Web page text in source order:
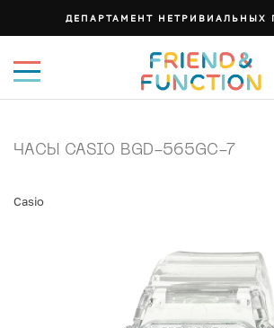
ДЕПАРТАМЕНТ НЕТРИВИАЛЬНЫХ
ЧАСЫ CASIO BGD-565GC-7
Casio